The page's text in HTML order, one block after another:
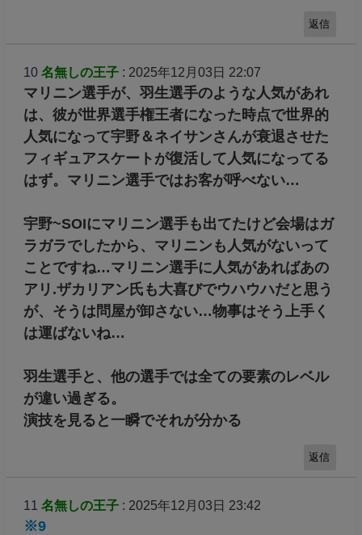
返信
10 名無しの王子: 2025年12月03日 22:07
マリニン選手が、羽生選手のような人気があれ
は、彼が世界選手権王者になった時点で世界的
人気になって宇野＆ネイサンさんが衰退させた
フィギュアスケートが復活して人気になってる
はず。マリニン選手ではお客が呼べない…
宇野~SOIにマリニン選手も出てたけど会場はガ
ラガラでしたから、マリニンも人気がないって
ことですね…マリニン選手に人気があればあの
アリ.ザカリアン氏も大喜びでウハウハだと思う
が、そうは問屋が卸さない…物事はそう上手く
は運ばないね…
羽生選手と、他の選手では全ての要素のレベル
が違い過ぎる。
演技を見ると一瞬でそれが分かる
返信
11 名無しの王子: 2025年12月03日 23:42
※9